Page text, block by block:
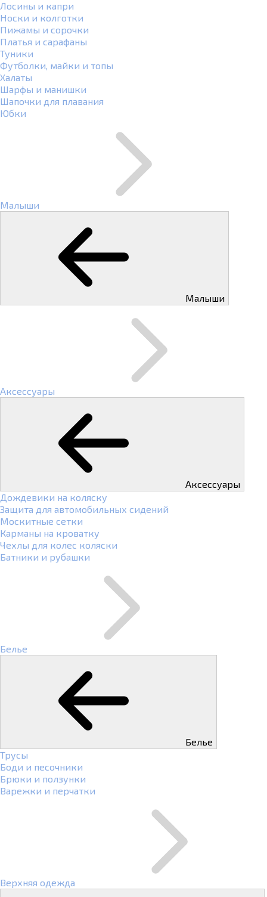
Лосины и капри
Носки и колготки
Пижамы и сорочки
Платья и сарафаны
Туники
Футболки, майки и топы
Халаты
Шарфы и манишки
Шапочки для плавания
Юбки
Малыши
Малыши
Аксессуары
Аксессуары
Дождевики на коляску
Защита для автомобильных сидений
Москитные сетки
Карманы на кроватку
Чехлы для колес коляски
Батники и рубашки
Белье
Белье
Трусы
Боди и песочники
Брюки и ползунки
Варежки и перчатки
Верхняя одежда